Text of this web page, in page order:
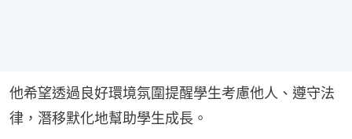
他希望透過良好環境氛圍提醒學生考慮他人、遵守法
律，潛移默化地幫助學生成長。